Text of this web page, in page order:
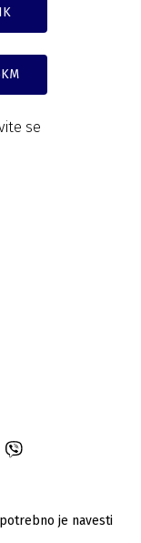
se
je navesti